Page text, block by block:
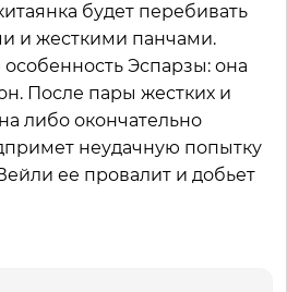
будет перебивать
и жесткими панчами.
Эспарзы: она
После пары жестких и
либо окончательно
неудачную попытку
ее провалит и добьет